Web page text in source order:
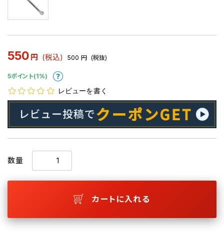
550 円 (税込) 500 円 (税抜)
5ポイント(1%)
レビューを書く
数量
カートに入れる